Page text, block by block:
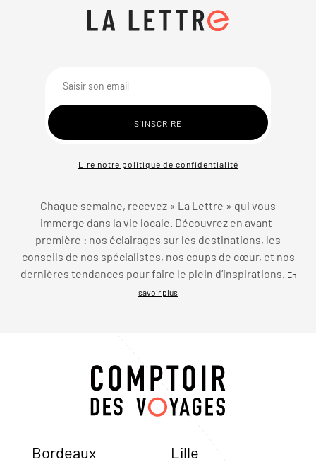
Lire notre politique de confidentialité
Chaque semaine, recevez « La Lettre » qui vous
immerge dans la vie locale. Découvrez en avant-
première : nos éclairages sur les destinations, les
conseils de nos spécialistes, nos coups de cœur, et nos
dernières tendances pour faire le plein d’inspirations.
En
savoir plus
Bordeaux Lille